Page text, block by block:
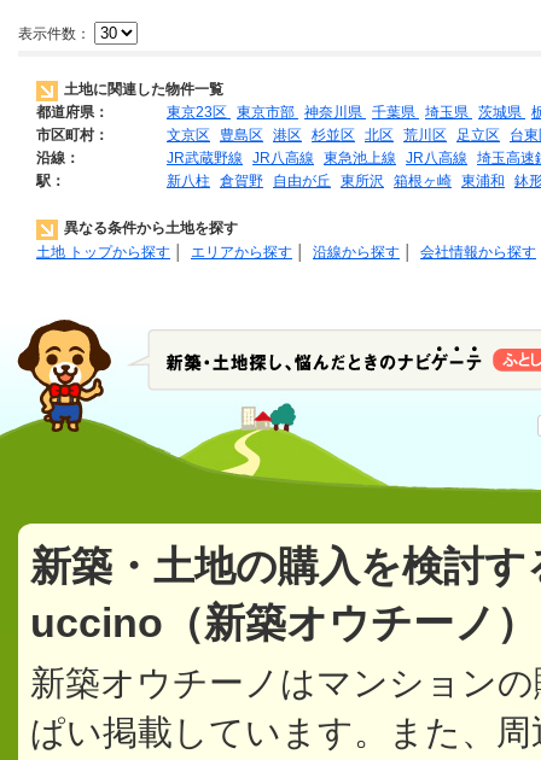
表示件数：
土地に関連した物件一覧
都道府県：
東京23区 東京市部 神奈川県 千葉県 埼玉県 茨城県
市区町村：
文京区 豊島区 港区 杉並区 北区 荒川区 足立区
台
沿線：
JR武蔵野線 JR八高線 東急池上線 JR八高線
埼玉高速
駅：
新八柱 倉賀野 自由が丘 東所沢 箱根ヶ崎 東浦和 鉢
異なる条件から土地を探す
土地 トップから探す
エリアから探す 沿線から探す 会社情報から探す
新築・土地の購入を検討
uccino（新築オウチーノ
新築オウチーノはマンション
ぱい掲載しています。また、